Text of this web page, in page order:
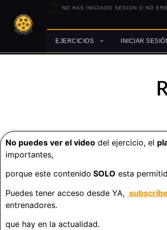
NO HAS INICIADO SESION O NO
EJERCICIOS INICIAR
No puedes ver el video del ejercicio, el
importantes,
porque este contenido SOLO esta
Puedes tener acceso desde YA,
entrenadores.
que hay en la actualidad.